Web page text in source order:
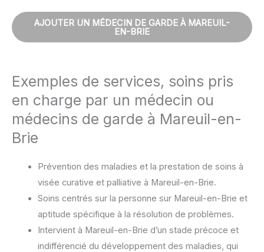
AJOUTER UN MÉDECIN DE GARDE À MAREUIL-
EN-BRIE
Exemples de services, soins pris
en charge par un médecin ou
médecins de garde à Mareuil-en-
Brie
Prévention des maladies et la prestation de soins à
visée curative et palliative à Mareuil-en-Brie.
Soins centrés sur la personne sur Mareuil-en-Brie et
aptitude spécifique à la résolution de problèmes.
Intervient à Mareuil-en-Brie d’un stade précoce et
indifférencié du développement des maladies, qui